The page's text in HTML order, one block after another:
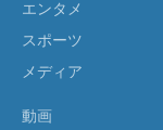
エンタメ
スポーツ
メディア
動画